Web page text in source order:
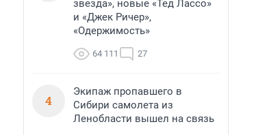
звезда», новые «Тед Лассо»
и «Джек Ричер»,
«Одержимость»
64 111 27
4
Экипаж пропавшего в
Сибири самолета из
Ленобласти вышел на связь